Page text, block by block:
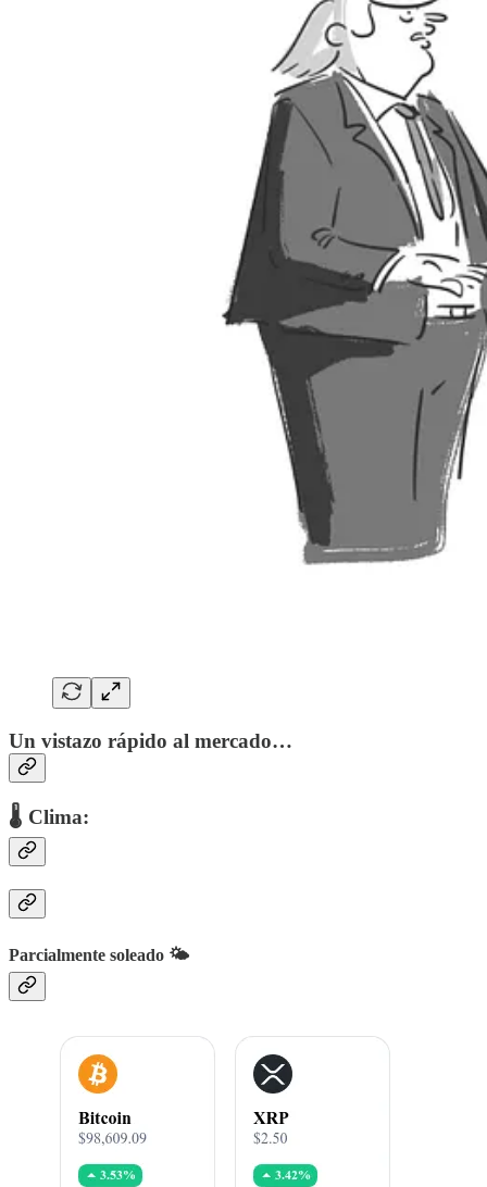
Un vistazo rápido al mercado…
🌡 Clima:
Parcialmente soleado 🌤️